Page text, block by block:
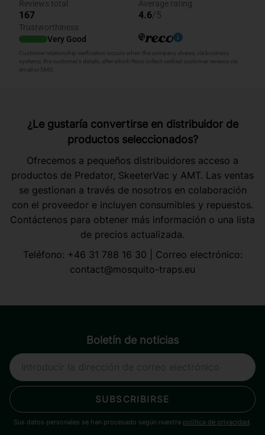
¿Le gustaría convertirse en distribuidor de
productos seleccionados?
Ofrecemos a pequeños distribuidores acceso a
productos de Predator, SkeeterVac y AMT. Las ventas
se gestionan a través de nosotros en colaboración
con el proveedor e incluyen consumibles y repuestos.
Contáctenos para obtener más información o una lista
de precios actualizada.
Teléfono: +46 31 788 16 30 | Correo electrónico:
contact@mosquito-traps.eu
Boletín de noticias
SUBSCRIBIRSE
Sus datos personales se han procesado según nuestra política de privacidad.